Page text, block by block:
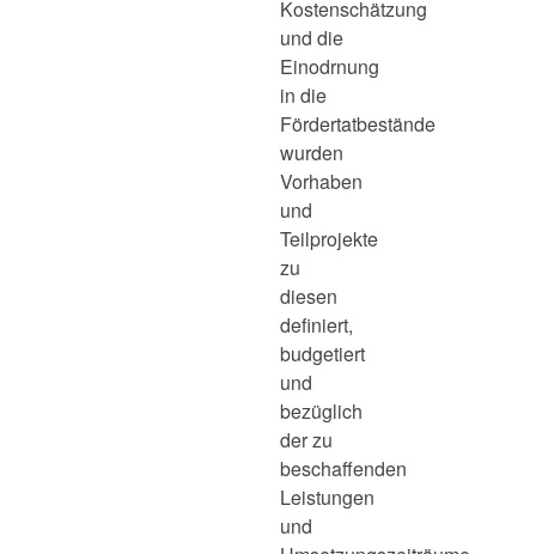
Kostenschätzung
und die
Einodrnung
in die
Fördertatbestände
wurden
Vorhaben
und
Teilprojekte
zu
diesen
definiert,
budgetiert
und
bezüglich
der zu
beschaffenden
Leistungen
und